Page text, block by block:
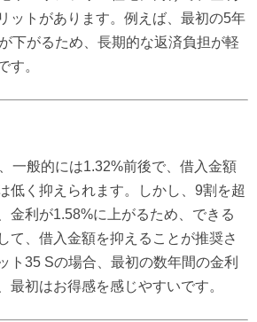
ットがあります。例えば、最初の5年
下がるため、長期的な返済負担が軽
す。
一般的には1.32%前後で、借入金額
低く抑えられます。しかし、9割を超
金利が1.58%に上がるため、できる
て、借入金額を抑えることが推奨さ
ト35 Sの場合、最初の数年間の金利
最初はお得感を感じやすいです。